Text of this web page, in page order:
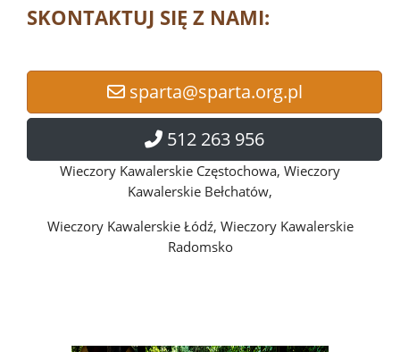
SKONTAKTUJ SIĘ Z NAMI:
sparta@sparta.org.pl
512 263 956
Wieczory Kawalerskie Częstochowa, Wieczory
Kawalerskie Bełchatów,
Wieczory Kawalerskie Łódź, Wieczory Kawalerskie
Radomsko